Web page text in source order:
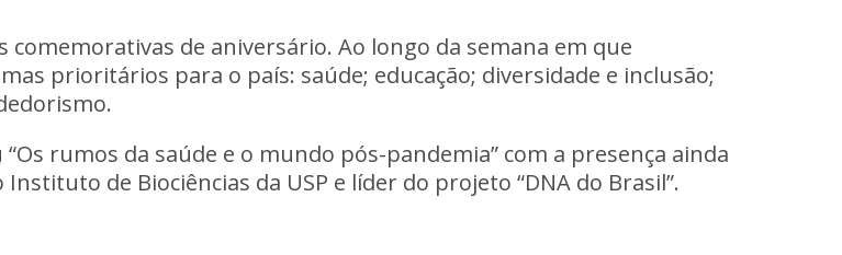
de aniversário. Ao longo da semana em que
prioritários para o país: saúde; educação; diversidade e inclusão;
rumos da saúde e o mundo pós-pandemia” com a presença ainda
de Biociências da USP e líder do projeto “DNA do Brasil”.